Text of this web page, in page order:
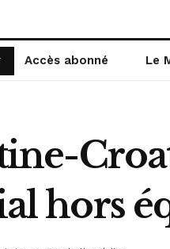
Accès abonné Le
hors